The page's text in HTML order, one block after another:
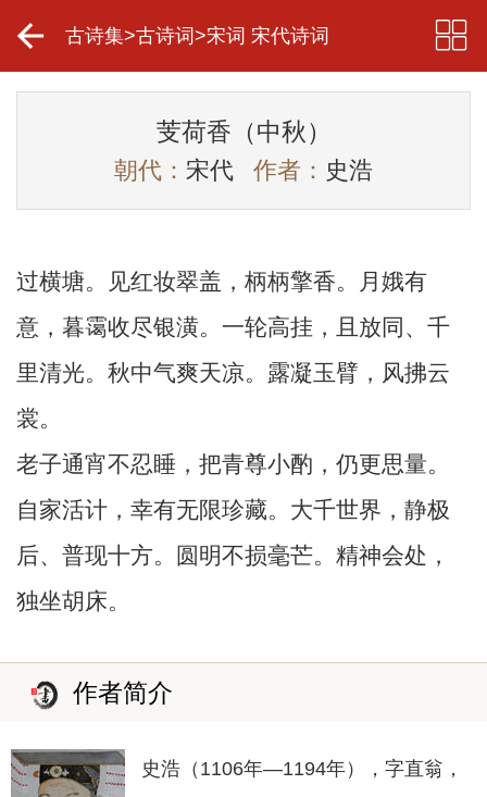
古诗集>古诗词 >宋词 宋代诗词
芰荷香（中秋）
朝代： 宋代 作者： 史浩
过横塘。见红妆翠盖，柄柄擎香。月娥有
意，暮霭收尽银潢。一轮高挂，且放同、千
里清光。秋中气爽天凉。露凝玉臂，风拂云
裳。
老子通宵不忍睡，把青尊小酌，仍更思量。
自家活计，幸有无限珍藏。大千世界，静极
后、普现十方。圆明不损毫芒。精神会处，
独坐胡床。
作者简介
史浩（1106年—1194年），字直翁，